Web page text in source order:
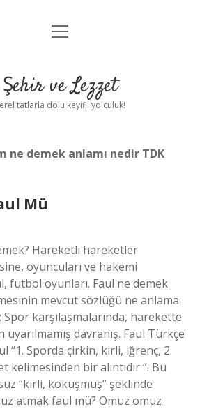
Anasayfa
Yasal Uyarı
menüyü
Şehir ve Lezzet
tatlarla dolu keyifli yolculuk!
ne demek anlamı nedir TDK
Mü
Hareketli hareketler
oyuncuları ve hakemi
futbol oyunları. Faul ne demek
mevcut sözlüğü ne anlama
Spor karşılaşmalarında, harekette
davranış. Faul Türkçe
“1. Sporda çirkin, kirli, iğrenç, 2.
kelimesinden bir alıntıdır ”. Bu
“kirli, kokuşmuş” şeklinde
atmak faul mü? Omuz omuz